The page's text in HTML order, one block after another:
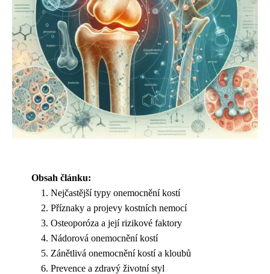
Obsah článku:
Nejčastější typy onemocnění kostí
Příznaky a projevy kostních nemocí
Osteoporóza a její rizikové faktory
Nádorová onemocnění kostí
Zánětlivá onemocnění kostí a kloubů
Prevence a zdravý životní styl